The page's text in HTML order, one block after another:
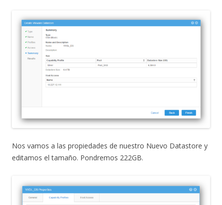
Nos vamos a las propiedades de nuestro Nuevo Datastore y
editamos el tamaño. Pondremos 222GB.